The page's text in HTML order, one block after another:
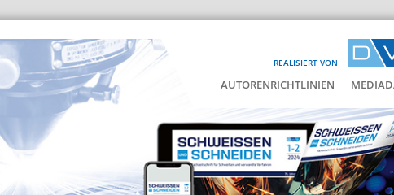
REALISIERT VON
AUTORENRICHTLINIEN